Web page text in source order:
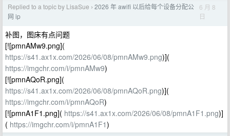
Replied to a topic by LisaSue › 2026 年 awifi 以后给每个设备分配公
网 ip
6 月 8
日
补图，图床有点问题
[![pmnAMw9.png](
https://s41.ax1x.com/2026/06/08/pmnAMw9.png)](
https://imgchr.com/i/pmnAMw9)
[![pmnAQoR.png](
https://s41.ax1x.com/2026/06/08/pmnAQoR.png)](
https://imgchr.com/i/pmnAQoR)
[![pmnA1F1.png]( https://s41.ax1x.com/2026/06/08/pmnA1F1.png)]
( https://imgchr.com/i/pmnA1F1)